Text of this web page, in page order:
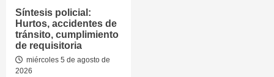
Síntesis policial:
Hurtos, accidentes de
tránsito, cumplimiento
de requisitoria
miércoles 5 de agosto de
2026